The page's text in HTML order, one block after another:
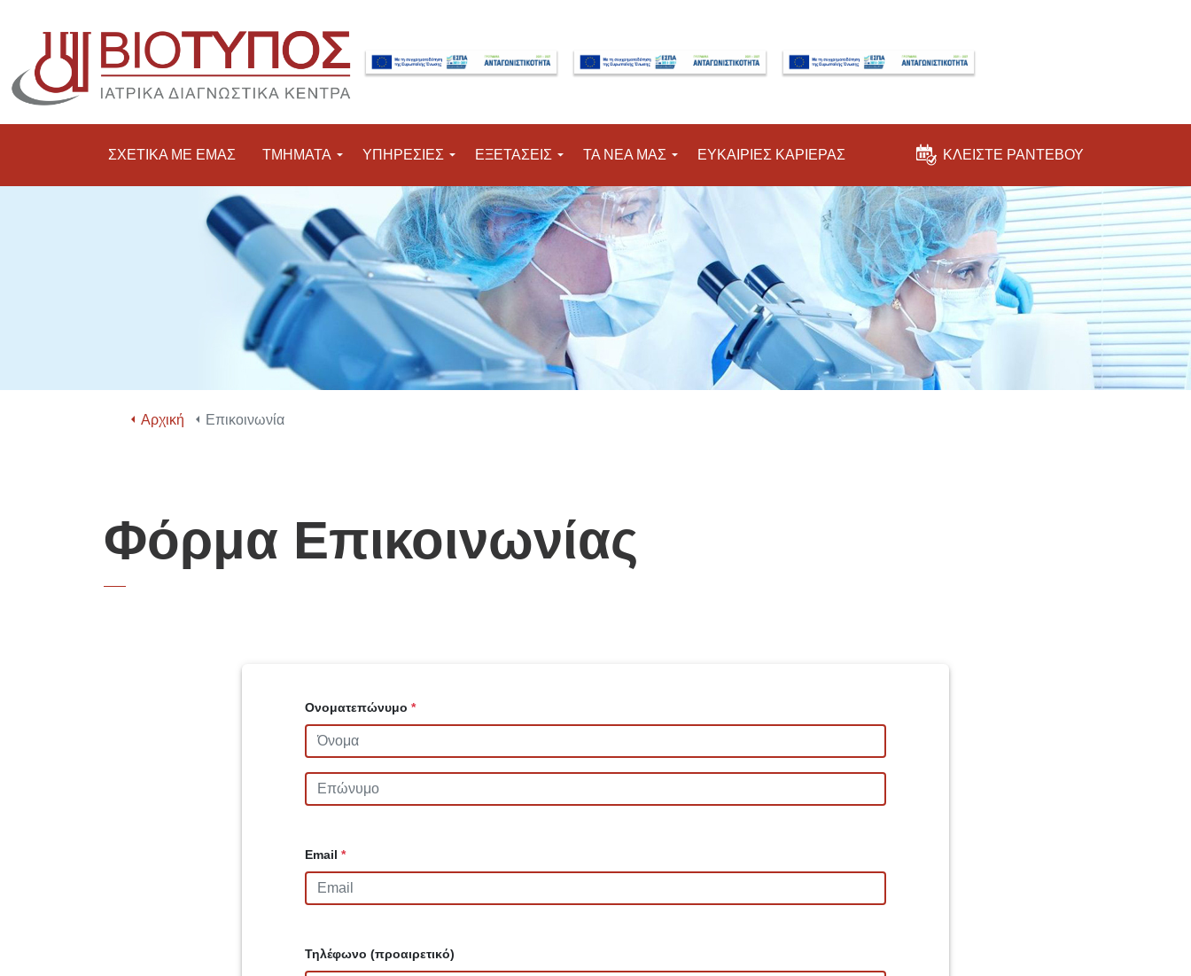
ΣΧΕΤΙΚΑ ΜΕ ΕΜΑΣ ΤΜΗΜΑΤΑ ΥΠΗΡΕΣΙΕΣ ΕΞΕΤΑΣΕΙΣ ΤΑ ΝΕΑ ΜΑΣ ΕΥΚΑΙΡΙΕΣ ΚΑΡΙΕΡΑΣ ΚΛΕΙΣΤΕ ΡΑΝΤΕΒΟΥ
Αρχική Επικοινωνία
Φόρμα Επικοινωνίας